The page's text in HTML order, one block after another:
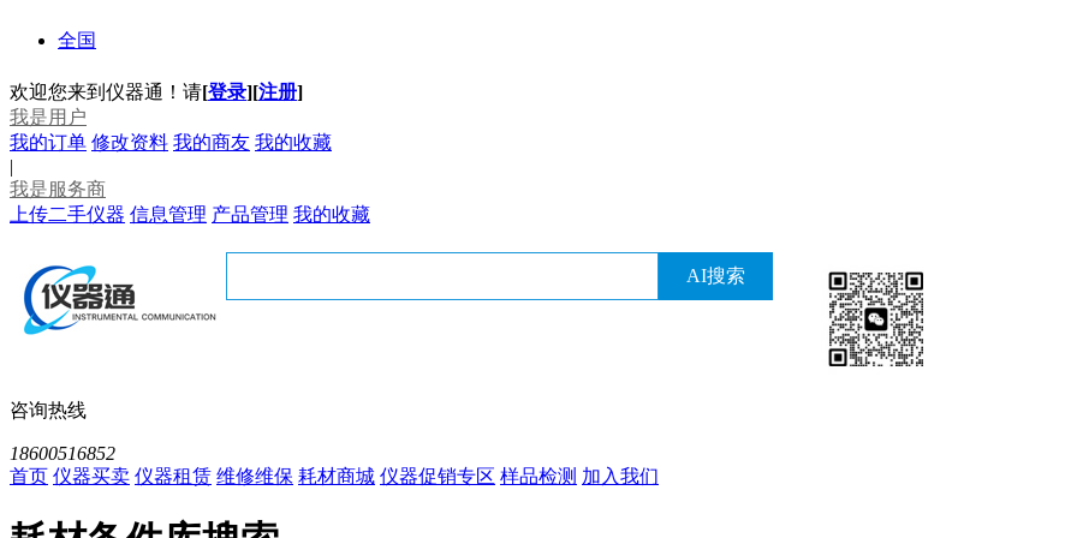
全国
欢迎您来到仪器通！请[登录][注册]
我是用户
我的订单 修改资料 我的商友 我的收藏
|
我是服务商
上传二手仪器 信息管理 产品管理 我的收藏
咨询热线
18600516852
首页 仪器买卖 仪器租赁 维修维保 耗材商城 仪器促销专区 样品检测 加入我们